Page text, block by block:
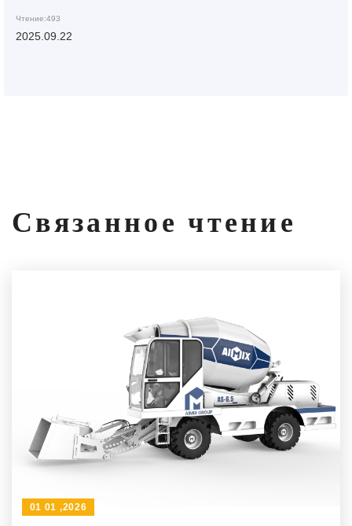
Чтение:493
2025.09.22
Связанное чтение
01 01 ,2026